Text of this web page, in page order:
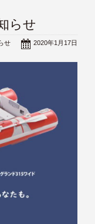
らせ
2020年1月17日
せ